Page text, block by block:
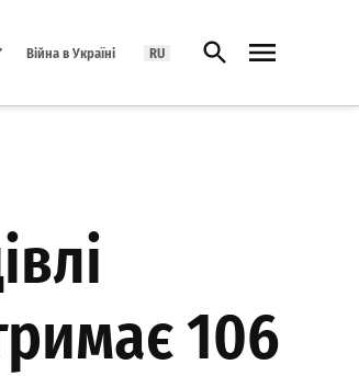
Війна в Україні RU Відкрити пошук
106